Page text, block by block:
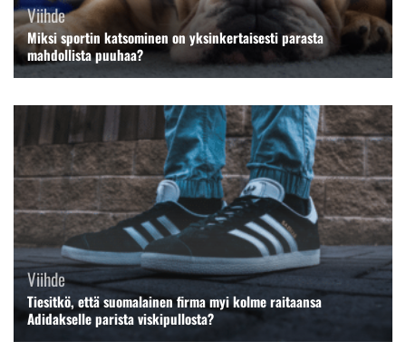
Viihde
Miksi sportin katsominen on yksinkertaisesti parasta
mahdollista puuhaa?
Viihde
Tiesitkö, että suomalainen firma myi kolme raitaansa
Adidakselle parista viskipullosta?